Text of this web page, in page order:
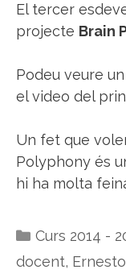
El tercer
projecte Brain
Podeu veure
el video del
Un fet que
Polyphony és
hi ha molta
Categories
Curs 2014 -
docent,